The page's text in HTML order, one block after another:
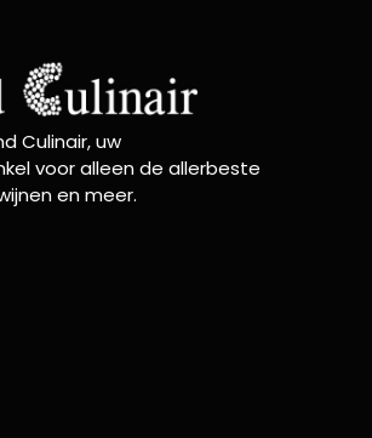
Culinair, uw
voor alleen de allerbeste
en meer.